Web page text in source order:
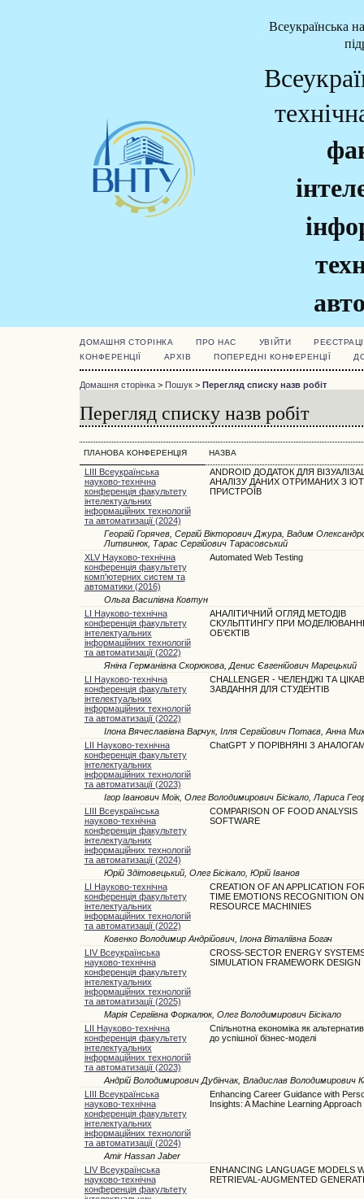
Всеукраїнська
ДОМАШНЯ СТОРІНКА ПРО НАС УВІЙТИ
КОНФЕРЕНЦІЇ
АРХІВ ПОПЕРЕДНІ КОНФЕРЕНЦІЇ
Домашня сторінка > Пошук > Перегляд списку назв робіт
Перегляд списку назв робіт
ПЛАНОВА КОНФЕРЕНЦІЯ НАЗВА
LIII Всеукраїнська
науково-технічна
конференція факультету
інтелектуальних
інформаційних технологій
та автоматизації (2024)
ANDROID ДОДАТОК ДЛЯ
АНАЛІЗУ ДАНИХ ОТРИМАНИХ З lOT
ПРИСТРОЇВ
Георгій Горячев, Сергій Вікторович Джура, Вадим
Литвинюк, Тарас Сергійович Тарасовський
XLV Науково-технічна
конференція факультету
комп'ютерних систем та
автоматики (2016)
Automated Web Testing
Ольга Василівна Ковтун
LI Науково-технічна
конференція факультету
інтелектуальних
інформаційних технологій
та автоматизації (2022)
AНAЛIТИЧНИЙ ОГЛЯД МЕТОДІВ
СКУЛЬПТИНГУ ПРИ МОДЕЛЮВАННІ
ОБ’ЄКТІВ
Яніна Германівна Скорюкова, Денис Євгенійович Марецький
LI Науково-технічна
конференція факультету
інтелектуальних
інформаційних технологій
та автоматизації (2022)
CHALLENGER - ЧЕЛЕНДЖІ ТА
ЗАВДАННЯ ДЛЯ СТУДЕНТІВ
Ілона Вячеславівна Варчук, Ілля Сергійович Потаєв, Анна
LII Науково-технічна
конференція факультету
інтелектуальних
інформаційних технологій
та автоматизації (2023)
ChatGPT У ПОРІВНЯНІ З
Ігор Іванович Моїк, Олег Володимирович Бісікало, Лариса
LIII Всеукраїнська
науково-технічна
конференція факультету
інтелектуальних
інформаційних технологій
та автоматизації (2024)
COMPARISON OF FOOD ANALYSIS
SOFTWARE
Юрій Здітовецький, Олег Бісікало, Юрій Іванов
LI Науково-технічна
конференція факультету
інтелектуальних
інформаційних технологій
та автоматизації (2022)
CREATION OF AN APPLICATION
TIME EMOTIONS RECOGNITION ON
RESOURCE MACHINIES
Ковенко Володимир Андрійович, Ілона Віталіївна Богач
LIV Всеукраїнська
науково-технічна
конференція факультету
інтелектуальних
інформаційних технологій
та автоматизації (2025)
CROSS-SECTOR ENERGY
SIMULATION FRAMEWORK DESIGN
Марія Сергіївна Форкалюк, Олег Володимирович Бісікало
LII Науково-технічна
конференція факультету
інтелектуальних
інформаційних технологій
та автоматизації (2023)
Cпільнотна економіка як
до успішної бізнес-моделі
Андрій Володимирович Дубінчак, Владислав Володимирович
LIII Всеукраїнська
науково-технічна
конференція факультету
інтелектуальних
інформаційних технологій
та автоматизації (2024)
Enhancing Career Guidance with
Insights: A Machine Learning Approach
Amir Hassan Jaber
LIV Всеукраїнська
науково-технічна
конференція факультету
ENHANCING LANGUAGE MODELS
RETRIEVAL-AUGMENTED